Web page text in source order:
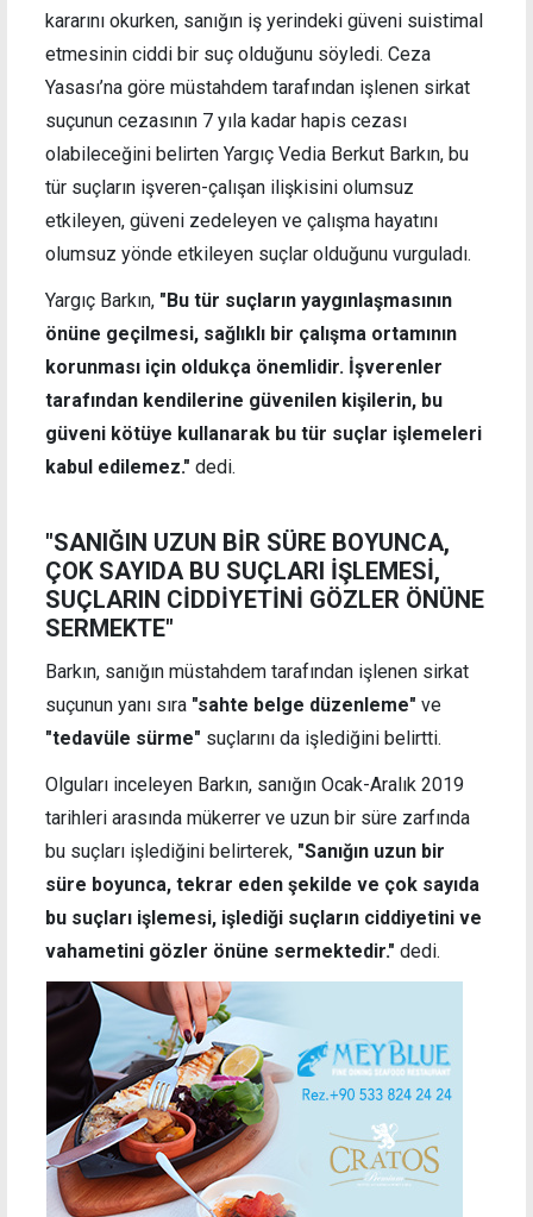
kararını okurken, sanığın iş yerindeki güveni suistimal
etmesinin ciddi bir suç olduğunu söyledi. Ceza
Yasası’na göre müstahdem tarafından işlenen sirkat
suçunun cezasının 7 yıla kadar hapis cezası
olabileceğini belirten Yargıç Vedia Berkut Barkın, bu
tür suçların işveren-çalışan ilişkisini olumsuz
etkileyen, güveni zedeleyen ve çalışma hayatını
olumsuz yönde etkileyen suçlar olduğunu vurguladı.
Yargıç Barkın, "Bu tür suçların yaygınlaşmasının
önüne geçilmesi, sağlıklı bir çalışma ortamının
korunması için oldukça önemlidir. İşverenler
tarafından kendilerine güvenilen kişilerin, bu
güveni kötüye kullanarak bu tür suçlar işlemeleri
kabul edilemez." dedi.
"SANIĞIN UZUN BİR SÜRE BOYUNCA,
ÇOK SAYIDA BU SUÇLARI İŞLEMESİ,
SUÇLARIN CİDDİYETİNİ GÖZLER ÖNÜNE
SERMEKTE"
Barkın, sanığın müstahdem tarafından işlenen sirkat
suçunun yanı sıra "sahte belge düzenleme" ve
"tedavüle sürme" suçlarını da işlediğini belirtti.
Olguları inceleyen Barkın, sanığın Ocak-Aralık 2019
tarihleri arasında mükerrer ve uzun bir süre zarfında
bu suçları işlediğini belirterek, "Sanığın uzun bir
süre boyunca, tekrar eden şekilde ve çok sayıda
bu suçları işlemesi, işlediği suçların ciddiyetini ve
vahametini gözler önüne sermektedir." dedi.